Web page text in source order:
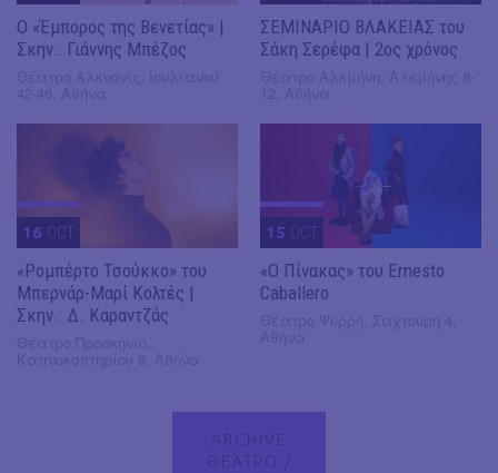
Ο «Έμπορος της Βενετίας» |
Σκην.: Γιάννης Μπέζος
ΣΕΜΙΝΑΡΙΟ ΒΛΑΚΕΙΑΣ του
Σάκη Σερέφα | 2ος χρόνος
16 OCT
«Ρομπέρτο Τσούκκο» του
Μπερνάρ-Μαρί Κολτές |
Σκην.: Δ. Καραντζάς
15 OCT
«Ο Πίνακας» του Ernesto
Caballero
ARCHIVE
ΘΕΑΤΡΟ /